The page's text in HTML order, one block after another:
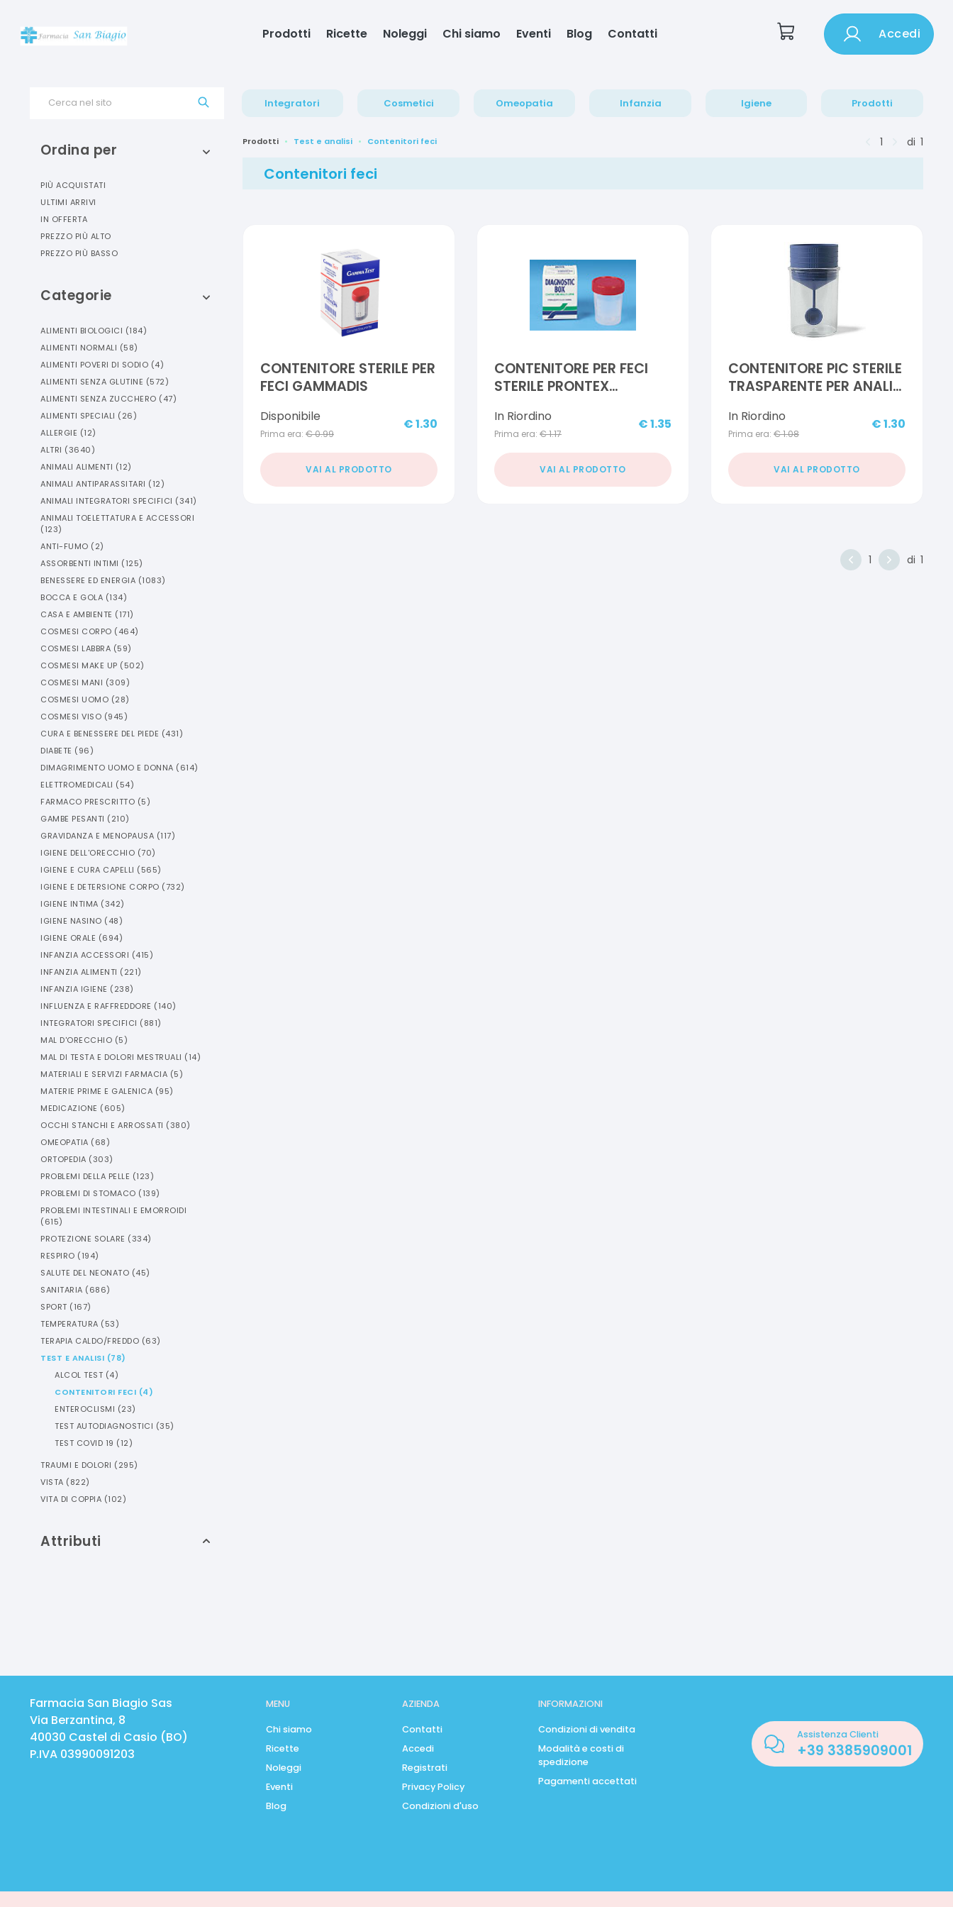
Prodotti Ricette Noleggi Chi siamo Eventi Blog Contatti Accedi
Cerca nel sito Integratori Cosmetici Omeopatia Infanzia Igiene Prodotti
Ordina per
PIÙ ACQUISTATI
ULTIMI ARRIVI
IN OFFERTA
PREZZO PIÙ ALTO
PREZZO PIÙ BASSO
Categorie
ALIMENTI BIOLOGICI (184)
ALIMENTI NORMALI (58)
ALIMENTI POVERI DI SODIO (4)
ALIMENTI SENZA GLUTINE (572)
ALIMENTI SENZA ZUCCHERO (47)
ALIMENTI SPECIALI (26)
ALLERGIE (12)
ALTRI (3640)
ANIMALI ALIMENTI (12)
ANIMALI ANTIPARASSITARI (12)
ANIMALI INTEGRATORI SPECIFICI (341)
ANIMALI TOELETTATURA E ACCESSORI
(123)
ANTI-FUMO (2)
ASSORBENTI INTIMI (125)
BENESSERE ED ENERGIA (1083)
BOCCA E GOLA (134)
CASA E AMBIENTE (171)
COSMESI CORPO (464)
COSMESI LABBRA (59)
COSMESI MAKE UP (502)
COSMESI MANI (309)
COSMESI UOMO (28)
COSMESI VISO (945)
CURA E BENESSERE DEL PIEDE (431)
DIABETE (96)
DIMAGRIMENTO UOMO E DONNA (614)
ELETTROMEDICALI (54)
FARMACO PRESCRITTO (5)
GAMBE PESANTI (210)
GRAVIDANZA E MENOPAUSA (117)
IGIENE DELL'ORECCHIO (70)
IGIENE E CURA CAPELLI (565)
IGIENE E DETERSIONE CORPO (732)
IGIENE INTIMA (342)
IGIENE NASINO (48)
IGIENE ORALE (694)
INFANZIA ACCESSORI (415)
INFANZIA ALIMENTI (221)
INFANZIA IGIENE (238)
INFLUENZA E RAFFREDDORE (140)
INTEGRATORI SPECIFICI (881)
MAL D'ORECCHIO (5)
MAL DI TESTA E DOLORI MESTRUALI (14)
MATERIALI E SERVIZI FARMACIA (5)
MATERIE PRIME E GALENICA (95)
MEDICAZIONE (605)
OCCHI STANCHI E ARROSSATI (380)
OMEOPATIA (68)
ORTOPEDIA (303)
PROBLEMI DELLA PELLE (123)
PROBLEMI DI STOMACO (139)
PROBLEMI INTESTINALI E EMORROIDI
(615)
PROTEZIONE SOLARE (334)
RESPIRO (194)
SALUTE DEL NEONATO (45)
SANITARIA (686)
SPORT (167)
TEMPERATURA (53)
TERAPIA CALDO/FREDDO (63)
TEST E ANALISI (78)
ALCOL TEST (4)
CONTENITORI FECI (4)
ENTEROCLISMI (23)
TEST AUTODIAGNOSTICI (35)
TEST COVID 19 (12)
TRAUMI E DOLORI (295)
VISTA (822)
VITA DI COPPIA (102)
Attributi
Prodotti Test e analisi Contenitori feci 1 di 1
Contenitori feci
CONTENITORE STERILE PER
FECI GAMMADIS
Disponibile
Prima era: €0.99
€1.30
VAI AL PRODOTTO
CONTENITORE PER FECI
STERILE PRONTEX
In Riordino
Prima era: €1.17
€1.35
VAI AL PRODOTTO
CONTENITORE PIC STERILE
TRASPARENTE PER ANALISI
CUCCHIAINO SPECIMEN
TAPPO A VITE ETICHETTA
AUTOADESIVA
In Riordino
Prima era: €1.08
€1.30
VAI AL PRODOTTO
1 di 1
Farmacia San Biagio Sas
Via Berzantina, 8
40030 Castel di Casio (BO)
P.IVA 03990091203
MENU
Chi siamo
Ricette
Noleggi
Eventi
Blog
AZIENDA
Contatti
Accedi
Registrati
Privacy Policy
Condizioni d'uso
INFORMAZIONI
Condizioni di vendita
Modalità e costi di
spedizione
Pagamenti accettati
Assistenza Clienti
+39 3385909001